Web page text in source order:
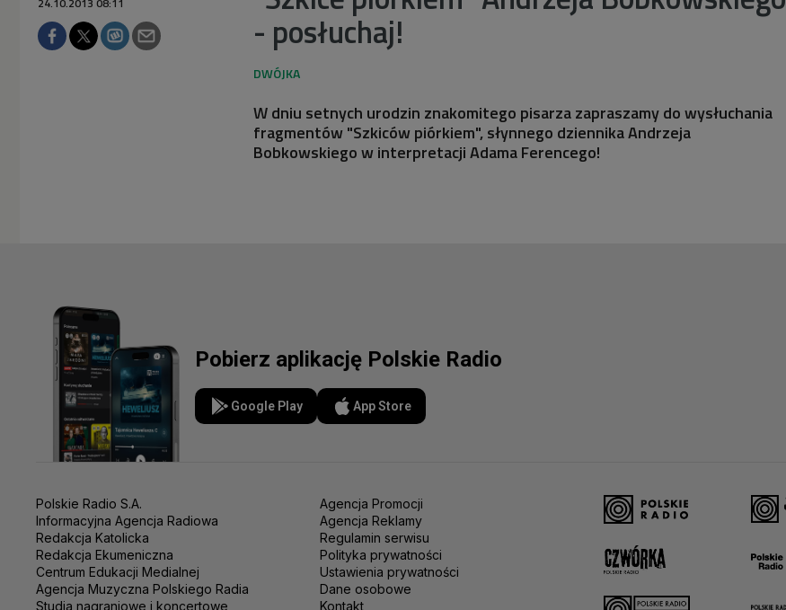
- posłuchaj!
W dniu setnych urodzin znakomitego pisarza zapraszamy do wysłuchania
fragmentów "Szkiców piórkiem", słynnego dziennika Andrzeja
Bobkowskiego w interpretacji Adama Ferencego!
Pobierz aplikację Polskie Radio
Google Play App Store
Polskie Radio S.A.
Informacyjna Agencja Radiowa
Redakcja Katolicka
Redakcja Ekumeniczna
Centrum Edukacji Medialnej
Agencja Muzyczna Polskiego Radia
Studia nagraniowe i koncertowe
Agencja Promocji
Agencja Reklamy
Regulamin serwisu
Polityka prywatności
Ustawienia prywatności
Dane osobowe
Kontakt